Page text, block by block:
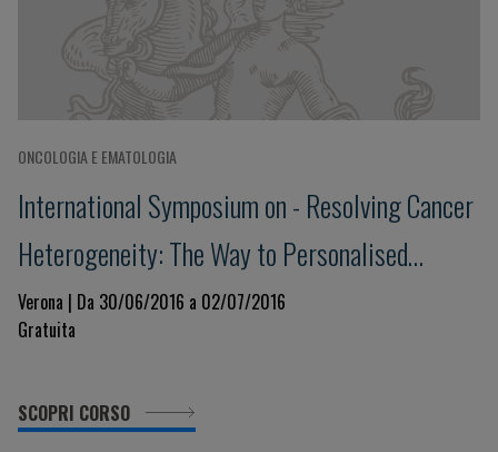
ONCOLOGIA E EMATOLOGIA
International Symposium on - Resolving Cancer
Heterogeneity: The Way to Personalised
Medicine
Verona | Da 30/06/2016 a 02/07/2016
Gratuita
SCOPRI CORSO